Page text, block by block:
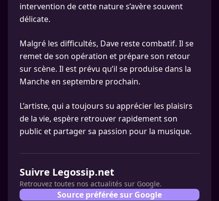
intervention de cette nature s’avère souvent
délicate.
Malgré les difficultés, Dave reste combatif. Il se
remet de son opération et prépare son retour
sur scène. Il est prévu qu’il se produise dans la
Manche en septembre prochain.
L’artiste, qui a toujours su apprécier les plaisirs
de la vie, espère retrouver rapidement son
public et partager sa passion pour la musique.
Suivre Legossip.net
Retrouvez toutes nos actualités sur Google.
Source préférée sur Google